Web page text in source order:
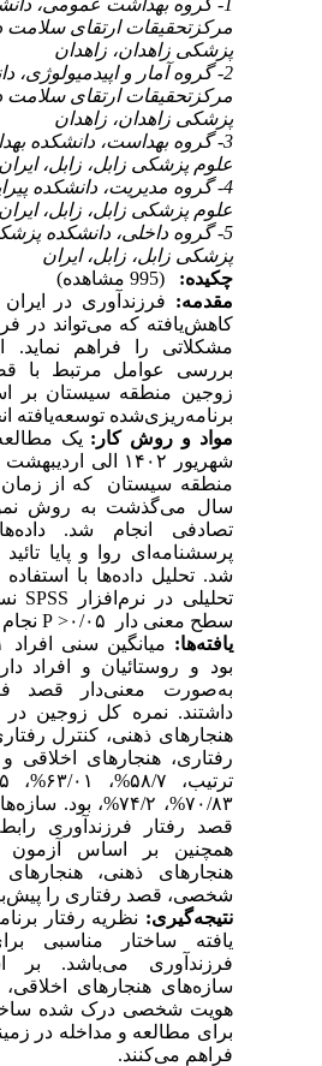
مرکزتحقیقات ارتقای سلامت
پزشکی زاهدان، زاهدان
2- گروه آمار و اپیدمیولوژی،
مرکزتحقیقات ارتقای سلامت
پزشکی زاهدان، زاهدان
3- گروه بهداست، دانشکده
علوم پزشکی زابل، زابل، ایران
4- گروه مدیریت، دانشکده
علوم پزشکی زابل، زابل، ایران
5- گروه داخلی، دانشکده
پزشکی زابل، زابل، ایران
چکیده:
مقدمه:فرزندآوری در ایران
کاهش‌یافته که می‌تواند در
مشکلاتی را فراهم نماید.
بررسی عوامل مرتبط با
زوجین منطقه سیستان بر
برنامه‌ریزی‌شده توسعه‌یافته
مواد و روش کار: یک مطالعه
سال می‌گذشت به روش
تصادفی انجام شد. داده‌ها
پرسشنامه‌ای روا و پایا تائید
شد. تحلیل داده‌ها با استفاده
سطح معنی دار ۰/۰۵< P نجام شد.
یافته‌ها:
بود و روستائیان و افراد
به‌صورت معنی‌دار قصد
داشتند. نمره کل زوجین در
هنجارهای ذهنی، کنترل
رفتاری، هنجارهای اخلاقی
۷۰/۸۳%، ۷۴/۲%، بود. سازه
قصد رفتار فرزندآوری رابطه
همچنین بر اساس آزمون
هنجارهای ذهنی،
شخصی، قصد رفتاری را
نتیجه‌گیری:نظریه رفتار
یافته ساختار مناسبی
فرزندآوری می‌باشد. بر
سازه های هنجارهای اخلاقی،
هویت شخصی درک شده
برای مطالعه و مداخله در
فراهم می‌کنند.